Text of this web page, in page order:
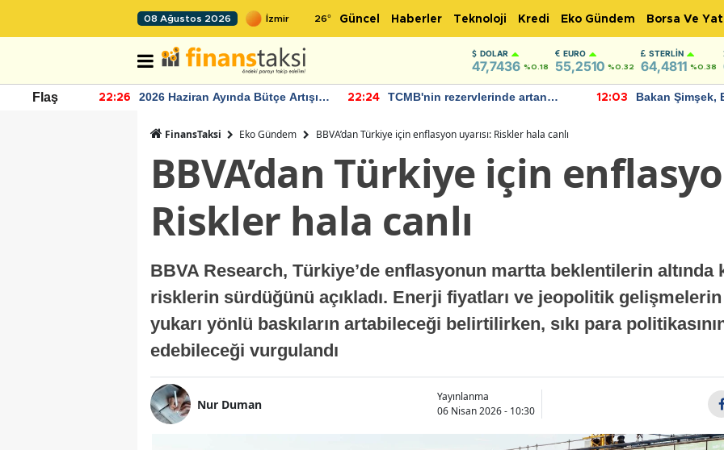
08 Ağustos 2026 26° Güncel Haberler Teknoloji Kredi Eko Gündem Borsa Ve
DOLAR
47,7436 %0.18
EURO
55,2510 %0.32
STERLIN
64,4811 %0.38
Flaş 22:26
2026 Haziran Ayında Bütçe Artışı
22:24
TCMB'nin rezervlerinde artan
12:03
Bakan Şimşek,
FinansTaksi Eko Gündem BBVA’dan Türkiye için enflasyon uyarısı: Riskler hala canlı
BBVA’dan Türkiye için
Riskler hala canlı
BBVA Research, Türkiye’de enflasyonun martta beklentilerin altında
risklerin sürdüğünü açıkladı. Enerji fiyatları ve jeopolitik
yukarı yönlü baskıların artabileceği belirtilirken, sıkı para
edebileceği vurgulandı
Nur Duman
Yayınlanma
06 Nisan 2026 - 10:30